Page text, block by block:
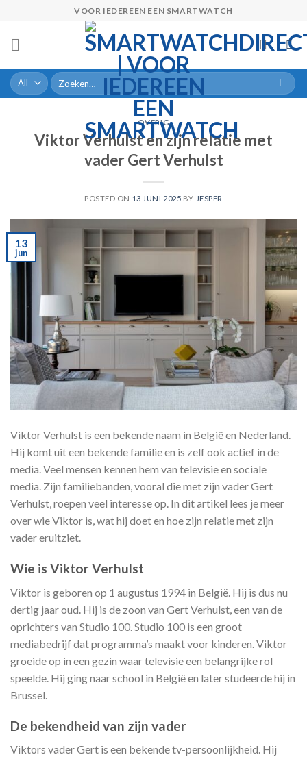
content
VOOR IEDEREEN EEN SMARTWATCH
Zoeken
naar:
OVERIG
Viktor Verhulst en zijn relatie met
vader Gert Verhulst
POSTED ON 13 JUNI 2025 BY JESPER
13
jun
Viktor Verhulst is een bekende naam in België en Nederland.
Hij komt uit een bekende familie en is zelf ook actief in de
media. Veel mensen kennen hem van televisie en sociale
media. Zijn familiebanden, vooral die met zijn vader Gert
Verhulst, roepen veel interesse op. In dit artikel lees je meer
over wie Viktor is, wat hij doet en hoe zijn relatie met zijn
vader eruitziet.
Wie is Viktor Verhulst
Viktor is geboren op 1 augustus 1994 in België. Hij is dus nu
dertig jaar oud. Hij is de zoon van Gert Verhulst, een van de
oprichters van Studio 100. Studio 100 is een groot
mediabedrijf dat programma’s maakt voor kinderen. Viktor
groeide op in een gezin waar televisie een belangrijke rol
speelde. Hij ging naar school in België en later studeerde hij in
Brussel.
De bekendheid van zijn vader
Viktors vader Gert is een bekende tv-persoonlijkheid. Hij